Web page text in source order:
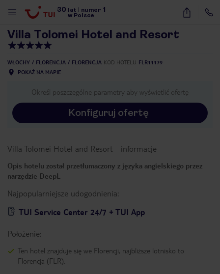
30 lat numer 1
w Polsce
31
Villa Tolomei Hotel and Resort
WŁOCHY FLORENCJA FLORENCJA KOD HOTELU FLR11179
POKAŻ NA MAPIE
Określ poszczególne parametry aby wyświetlić ofertę
Konfiguruj ofertę
Villa Tolomei Hotel and Resort - informacje
Opis hotelu został przetłumaczony z języka angielskiego przez
narzędzie DeepL
Najpopularniejsze udogodnienia:
TUI Service Center 24/7 + TUI App
Położenie:
Ten hotel znajduje się we Florencji, najbliższe lotnisko to
Florencja (FLR).